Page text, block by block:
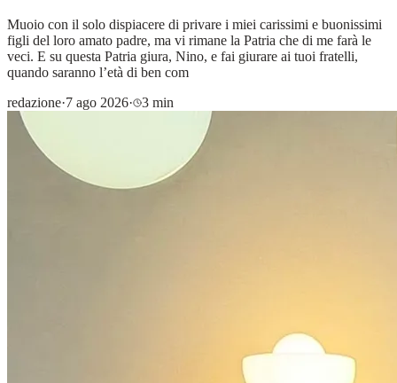
Muoio con il solo dispiacere di privare i miei carissimi e buonissimi
figli del loro amato padre, ma vi rimane la Patria che di me farà le
veci. E su questa Patria giura, Nino, e fai giurare ai tuoi fratelli,
quando saranno l’età di ben com
redazione·7 ago 2026· 3 min